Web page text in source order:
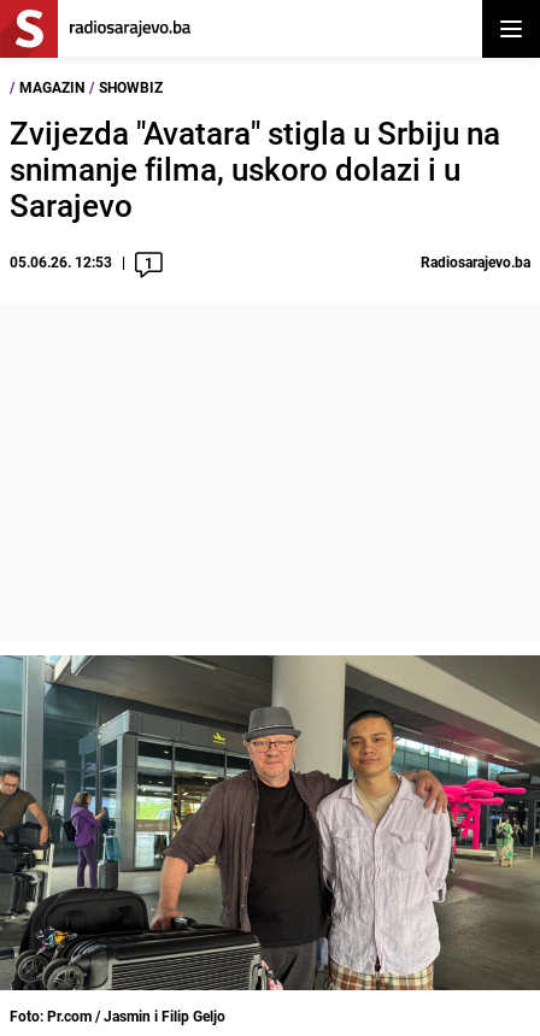
/ MAGAZIN / SHOWBIZ
Zvijezda "Avatara" stigla u Srbiju na
snimanje filma, uskoro dolazi i u
Sarajevo
05.06.26. 12:53 1 Radiosarajevo.ba
Foto: Pr.com / Jasmin i Filip Geljo